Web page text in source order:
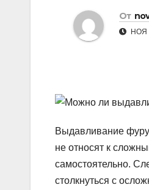
От
НОЯ
Выдавливание
не относят к
самостоятельно.
столкнуться с